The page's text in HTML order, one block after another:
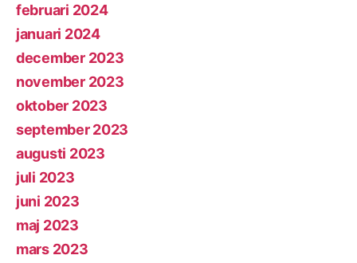
februari 2024
januari 2024
december 2023
november 2023
oktober 2023
september 2023
augusti 2023
juli 2023
juni 2023
maj 2023
mars 2023